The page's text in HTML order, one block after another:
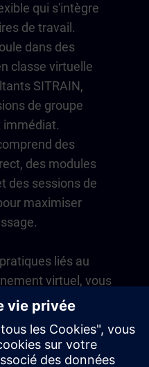
qui s'intègre
de travail.
dans des
classe virtuelle
SITRAIN,
de groupe
immédiat.
des
des modules
des sessions de
maximiser
liés au
virtuel, vous
directement
au-delà du
d'un an à notre